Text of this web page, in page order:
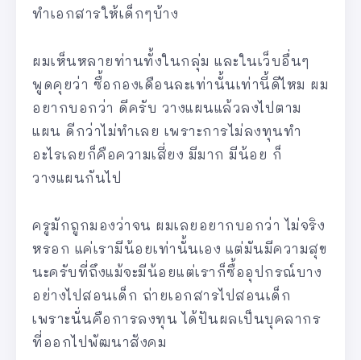
ทำเอกสารให้เด็กๆบ้าง
ผมเห็นหลายท่านทั้งในกลุ่ม และในเว็บอื่นๆ
พูดคุยว่า ซื้อกองเดือนละเท่านั้นเท่านี้ดีไหม ผม
อยากบอกว่า ดีครับ วางแผนแล้วลงไปตาม
แผน ดีกว่าไม่ทำเลย เพราะการไม่ลงทุนทำ
อะไรเลยก็คือความเสี่ยง มีมาก มีน้อย ก็
วางแผนกันไป
ครูมักถูกมองว่าจน ผมเลยอยากบอกว่า ไม่จริง
หรอก แค่เรามีน้อยเท่านั้นเอง แต่มันมีความสุข
นะครับที่ถึงแม้จะมีน้อยแต่เราก็ซื้ออุปกรณ์บาง
อย่างไปสอนเด็ก ถ่ายเอกสารไปสอนเด็ก
เพราะนั่นคือการลงทุน ได้ปันผลเป็นบุคลากร
ที่ออกไปพัฒนาสังคม